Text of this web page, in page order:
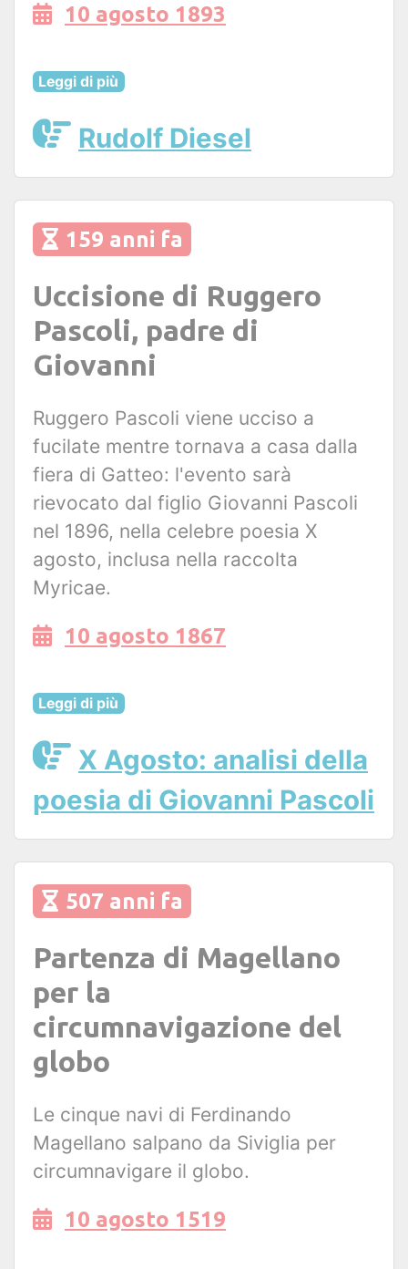
10 agosto 1893
Leggi di più
Rudolf Diesel
159 anni fa
Uccisione di Ruggero
Pascoli, padre di
Giovanni
Ruggero Pascoli viene ucciso a
fucilate mentre tornava a casa dalla
fiera di Gatteo: l'evento sarà
rievocato dal figlio Giovanni Pascoli
nel 1896, nella celebre poesia X
agosto, inclusa nella raccolta
Myricae.
10 agosto 1867
Leggi di più
X Agosto: analisi della
poesia di Giovanni Pascoli
507 anni fa
Partenza di Magellano
per la
circumnavigazione del
globo
Le cinque navi di Ferdinando
Magellano salpano da Siviglia per
circumnavigare il globo.
10 agosto 1519